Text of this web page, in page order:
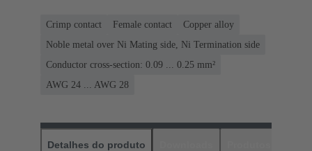
Crimp contact Female contact
Copper alloy
Noble metal over Ni Mating side, Ni Termination side
Conductor cross-section: 0.09 ... 0.25 mm²
AWG 24 ... AWG 28
Detalhes do produto